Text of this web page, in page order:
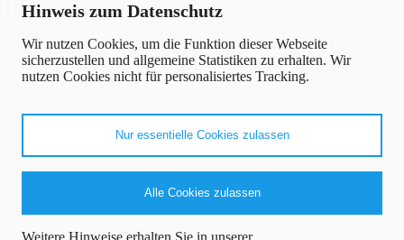
Hinweis zum Datenschutz
Wir nutzen Cookies, um die Funktion dieser Webseite
sicherzustellen und allgemeine Statistiken zu erhalten. Wir
nutzen Cookies nicht für personalisiertes Tracking.
Nur essentielle Cookies zulassen
Alle Cookies zulassen
Weitere Hinweise erhalten Sie in unserer